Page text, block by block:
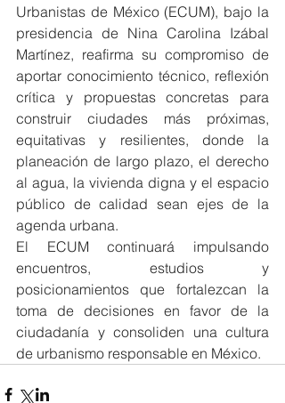
Urbanistas de México (ECUM), bajo la
presidencia de Nina Carolina Izábal
Martínez, reafirma su compromiso de
aportar conocimiento técnico, reflexión
crítica y propuestas concretas para
construir ciudades más próximas,
equitativas y resilientes, donde la
planeación de largo plazo, el derecho
al agua, la vivienda digna y el espacio
público de calidad sean ejes de la
agenda urbana.
El ECUM continuará impulsando
encuentros, estudios y
posicionamientos que fortalezcan la
toma de decisiones en favor de la
ciudadanía y consoliden una cultura
de urbanismo responsable en México.